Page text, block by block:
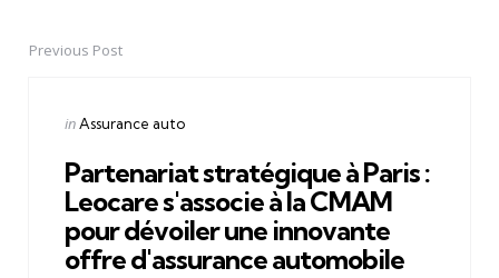
PostPrevious Post
Posted
inAssurance auto
Partenariat stratégique à Paris :
Leocare s'associe à la CMAM
pour dévoiler une innovante
offre d'assurance automobile